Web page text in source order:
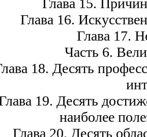
Глава 15.
Глава 16.
Глава 17.
Часть 6.
18. Десять
19. Десять
наиболее
Глава 20. Десять